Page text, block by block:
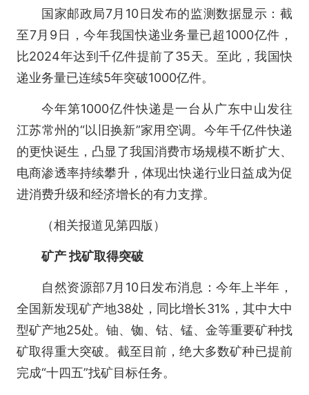
国家邮政局7月10日发布的监测数据显示：截
至7月9日，今年我国快递业务量已超1000亿件，
比2024年达到千亿件提前了35天。至此，我国快
递业务量已连续5年突破1000亿件。
今年第1000亿件快递是一台从广东中山发往
江苏常州的“以旧换新”家用空调。今年千亿件快递
的更快诞生，凸显了我国消费市场规模不断扩大、
电商渗透率持续攀升，体现出快递行业日益成为促
进消费升级和经济增长的有力支撑。
（相关报道见第四版）
矿产 找矿取得突破
自然资源部7月10日发布消息：今年上半年，
全国新发现矿产地38处，同比增长31%，其中大中
型矿产地25处。铀、铷、钴、锰、金等重要矿种找
矿取得重大突破。截至目前，绝大多数矿种已提前
完成“十四五”找矿目标任务。